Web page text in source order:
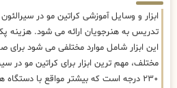
ابزار و وسایل آموزشی کراتین مو در
تدریس به هنرجویان ارائه می شود. هزینه
این ابزار شامل موارد مختلفی می شود
مختلف، مهم ترین ابزار برای کراتین مو در
۲۳۰ درجه است که بیشتر مواقع با